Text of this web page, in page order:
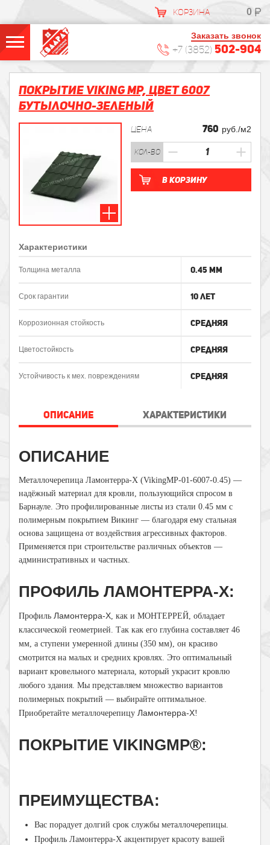
КОРЗИНА 0
Заказать звонок
+7 (3852) 502-904
Покрытие VIKING MP, Цвет 6007
Бутылочно-зеленый
ЦЕНА 760 руб./м2
кол-во
В корзину
Характеристики
Толщина металла 0.45 мм
Срок гарантии 10 лет
Коррозионная стойкость Средняя
Цветостойкость Средняя
Устойчивость к мех. повреждениям Средняя
ОПИСАНИЕ ХАРАКТЕРИСТИКИ
ОПИСАНИЕ
Металлочерепица Ламонтерра-Х (VikingMP-01-6007-0.45) —
надёжный материал для кровли, пользующийся спросом в
Барнауле. Это профилированные листы из стали 0.45 мм с
полимерным покрытием Викинг — благодаря ему стальная
основа защищена от воздействия агрессивных факторов.
Применяется при строительстве различных объектов —
административных и частных.
ПРОФИЛЬ ЛАМОНТЕРРА-Х:
Профиль Ламонтерра-Х, как и МОНТЕРРЕЙ, обладает
классической геометрией. Так как его глубина составляет 46
мм, а ступени умеренной длины (350 мм), он красиво
смотрится на малых и средних кровлях. Это оптимальный
вариант кровельного материала, который украсит кровлю
любого здания. Мы представляем множество вариантов
полимерных покрытий — выбирайте оптимальное.
Приобретайте металлочерепицу Ламонтерра-Х!
ПОКРЫТИЕ VIKINGMP®:
ПРЕИМУЩЕСТВА:
Вас порадует долгий срок службы металлочерепицы.
Профиль Ламонтерра-Х акцентирует красоту вашей